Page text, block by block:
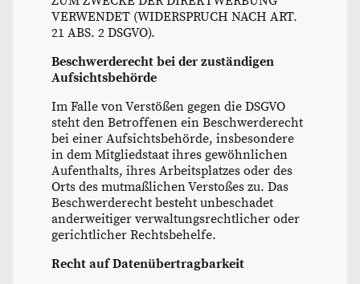
VERWENDET (WIDERSPRUCH NACH ART.
21 ABS. 2 DSGVO).
Beschwerderecht bei der zuständigen
Aufsichtsbehörde
Im Falle von Verstößen gegen die DSGVO
steht den Betroffenen ein Beschwerderecht
bei einer Aufsichtsbehörde, insbesondere
in dem Mitgliedstaat ihres gewöhnlichen
Aufenthalts, ihres Arbeitsplatzes oder des
Orts des mutmaßlichen Verstoßes zu. Das
Beschwerderecht besteht unbeschadet
anderweitiger verwaltungsrechtlicher oder
gerichtlicher Rechtsbehelfe.
Recht auf Datenübertragbarkeit